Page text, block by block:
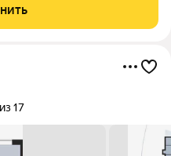
символизирует порядок,
В
17